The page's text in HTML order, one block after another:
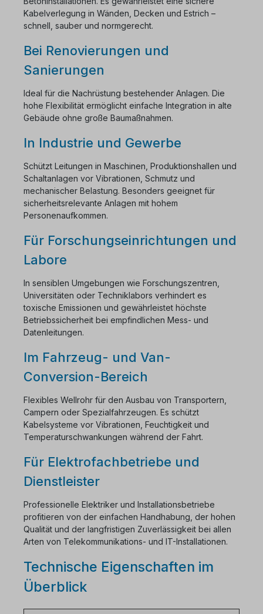
Kabelverlegung in Wänden, Decken und Estrich –
schnell, sauber und normgerecht.
Bei Renovierungen und
Sanierungen
Ideal für die Nachrüstung bestehender Anlagen. Die
hohe Flexibilität ermöglicht einfache Integration in alte
Gebäude ohne große Baumaßnahmen.
In Industrie und Gewerbe
Schützt Leitungen in Maschinen, Produktionshallen und
Schaltanlagen vor Vibrationen, Schmutz und
mechanischer Belastung. Besonders geeignet für
sicherheitsrelevante Anlagen mit hohem
Personenaufkommen.
Für Forschungseinrichtungen und
Labore
In sensiblen Umgebungen wie Forschungszentren,
Universitäten oder Techniklabors verhindert es
toxische Emissionen und gewährleistet höchste
Betriebssicherheit bei empfindlichen Mess- und
Datenleitungen.
Im Fahrzeug- und Van-
Conversion-Bereich
Flexibles Wellrohr für den Ausbau von Transportern,
Campern oder Spezialfahrzeugen. Es schützt
Kabelsysteme vor Vibrationen, Feuchtigkeit und
Temperaturschwankungen während der Fahrt.
Für Elektrofachbetriebe und
Dienstleister
Professionelle Elektriker und Installationsbetriebe
profitieren von der einfachen Handhabung, der hohen
Qualität und der langfristigen Zuverlässigkeit bei allen
Arten von Telekommunikations- und IT-Installationen.
Technische Eigenschaften im
Überblick